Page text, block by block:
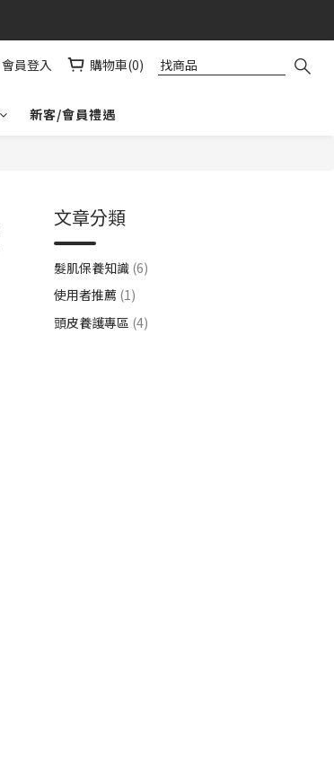
會員登入 購物車(0)
新客/會員禮遇
文章分類
髮肌保養知識 (6)
使用者推薦 (1)
頭皮養護專區 (4)